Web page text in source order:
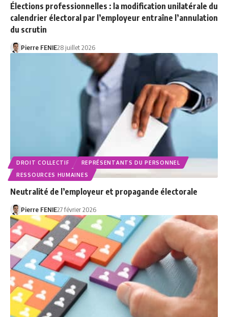
Élections professionnelles : la modification unilatérale du
calendrier électoral par l’employeur entraîne l’annulation
du scrutin
Pierre FENIE28 juillet 2026
DROIT COLLECTIF
REPRÉSENTANTS DU PERSONNEL
RESSOURCES HUMAINES
Neutralité de l’employeur et propagande électorale
Pierre FENIE27 février 2026